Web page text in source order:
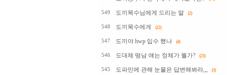
549 도끼목수님에게 드리는 말 (2)
548 도끼목수에게 (22)
547 도끼야 hwp 입수 했나 (4)
546 도대체 떵남 얘는 정체가 뭘가? (23)
545 도파민에 관해 눈물은 답변해봐라,,, (3)